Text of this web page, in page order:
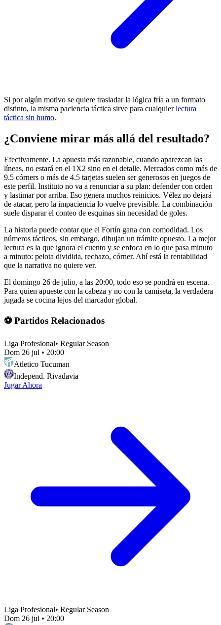
Si por algún motivo se quiere trasladar la lógica fría a un formato
distinto, la misma paciencia táctica sirve para cualquierlectura
táctica sin humo.
¿Conviene mirar más allá del resultado?
Efectivamente. La apuesta más razonable, cuando aparezcan las
líneas, no estará en el 1X2 sino en el detalle. Mercados como más de
9.5 córners o más de 4.5 tarjetas suelen ser generosos en juegos de
este perfil. Instituto no va a renunciar a su plan: defender con orden
y lastimar por arriba. Eso genera muchos reinicios. Vélez no dejará
de atacar, pero la impaciencia lo vuelve previsible. La combinación
suele disparar el conteo de esquinas sin necesidad de goles.
La historia puede contar que el Fortín gana con comodidad. Los
números tácticos, sin embargo, dibujan un trámite opuesto. La mejor
lectura es la que ignora el cuento y se enfoca en lo que pasa minuto
a minuto: pelota dividida, rechazo, córner. Ahí está la rentabilidad
que la narrativa no quiere ver.
El domingo 26 de julio, a las 20:00, todo eso se pondrá en escena.
Para quien apueste con la cabeza y no con la camiseta, la verdadera
jugada se cocina lejos del marcador global.
⚽ Partidos Relacionados
Liga Profesional• Regular Season
Dom 26 jul • 20:00
Atletico Tucuman
Independ. Rivadavia
Jugar Ahora
Liga Profesional• Regular Season
Dom 26 jul • 20:00